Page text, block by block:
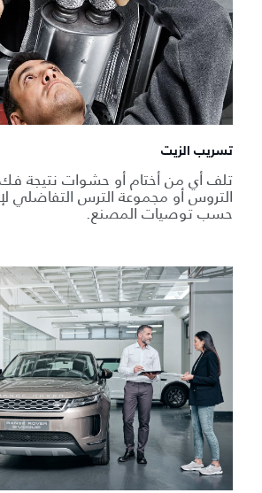
تسريب الزيت
تلف أي من أختام أو حشوات نتيجة فك
التروس أو مجموعة الترس التفاضلي
حسب توصيات المصنع.